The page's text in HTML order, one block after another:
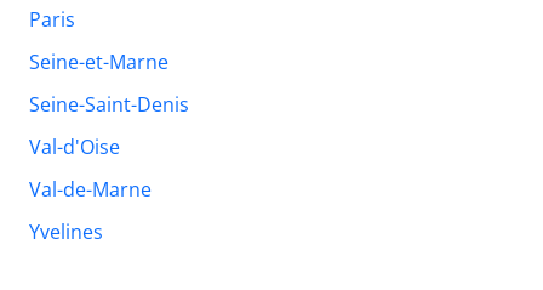
Paris
Seine-et-Marne
Seine-Saint-Denis
Val-d'Oise
Val-de-Marne
Yvelines